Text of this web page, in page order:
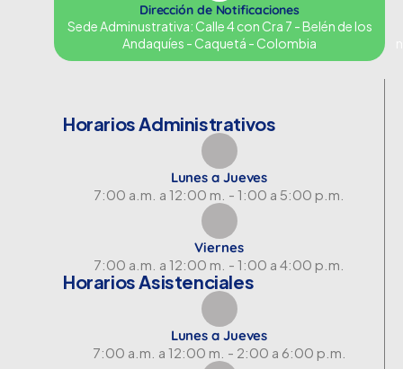
Dirección de Notificaciones
Sede Adminustrativa: Calle 4 con Cra 7 - Belén de los
Andaquíes - Caquetá - Colombia
Horarios Administrativos
Lunes a Jueves
7:00 a.m. a 12:00 m. - 1:00 a 5:00 p.m.
Viernes
7:00 a.m. a 12:00 m. - 1:00 a 4:00 p.m.
Horarios Asistenciales
Lunes a Jueves
7:00 a.m. a 12:00 m. - 2:00 a 6:00 p.m.